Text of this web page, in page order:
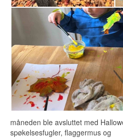
måneden ble avsluttet med
spøkelsesfugler, flaggermus og